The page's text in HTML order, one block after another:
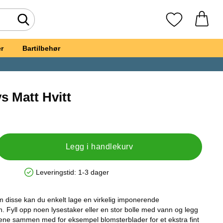
Søk Mine favoritter
Bartilbehør
Matt Hvitt
Legg i handlekurv
Produkttilgjengelighet: På lager
Leveringstid: 1-3 dager
disse kan du enkelt lage en virkelig imponerende
Fyll opp noen lysestaker eller en stor bolle med vann og legg
sammen med for eksempel blomsterblader for et ekstra fint